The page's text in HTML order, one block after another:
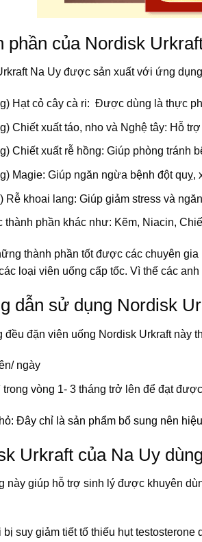
phần của Nordisk
Na Uy được sản xuất với ứng
Hạt cỏ cây cà ri: Được dùng là thực
Chiết xuất táo, nho và Nghệ tây: Hỗ
Chiết xuất rễ hồng: Giúp phòng tránh
Magie: Giúp ngăn ngừa bệnh đột
Rễ khoai lang: Giúp giảm stress và
thành phần khác như: Kẽm, Niacin,
thành phần tốt được các chuyên
loại viên uống cấp tốc. Vì thế các
dẫn sử dụng Nordisk
đều đặn viên uống Nordisk Urkraft này
ngày
trong vòng 1- 3 tháng trở lên để đạt
Đây chỉ là sản phẩm bổ sung nên
Urkraft của Na Uy
này giúp hỗ trợ sinh lý được khuyên
suy giảm tiết tố thiếu hụt testosterone